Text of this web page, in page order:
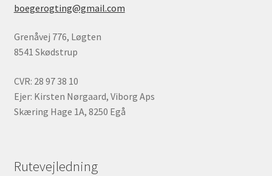
boegerogting@gmail.com
Grenåvej 776, Løgten
8541 Skødstrup
CVR: 28 97 38 10
Ejer: Kirsten Nørgaard, Viborg Aps
Skæring Hage 1A, 8250 Egå
Rutevejledning